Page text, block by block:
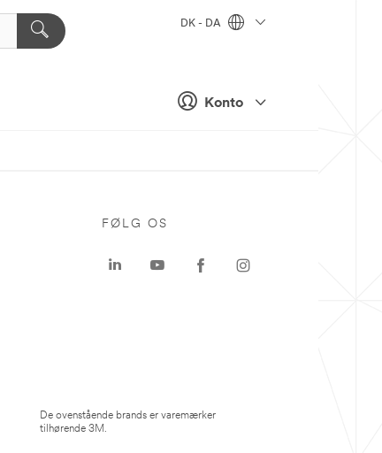
Konto
DK - DA
FØLG OS
De ovenstående brands er varemærker
tilhørende 3M.